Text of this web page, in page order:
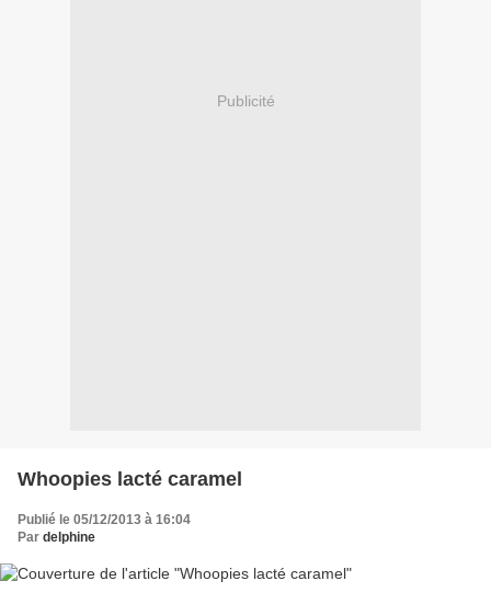
Publicité
Whoopies lacté caramel
Publié le 05/12/2013 à 16:04
Par delphine